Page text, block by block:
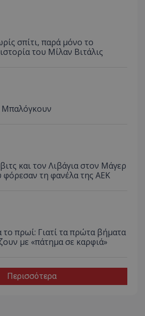
σπίτι, παρά μόνο το
του Μίλαν Βιτάλις
Μπαλόγκουν
και τον Λιβάγια στον Μάγερ
φόρεσαν τη φανέλα της ΑΕΚ
πρωί: Γιατί τα πρώτα βήματα
με «πάτημα σε καρφιά»
Περισσότερα